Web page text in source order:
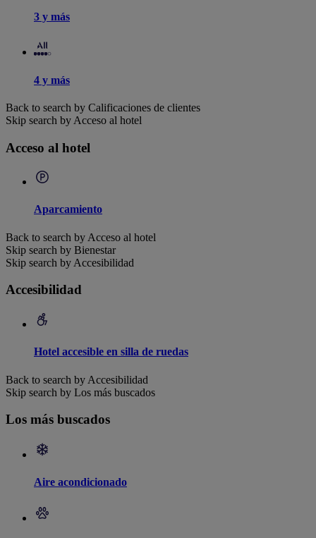
3 y más
4 y más
Back to search by Calificaciones de clientes
Skip search by Acceso al hotel
Acceso al hotel
Aparcamiento
Back to search by Acceso al hotel
Skip search by Bienestar
Skip search by Accesibilidad
Accesibilidad
Hotel accesible en silla de ruedas
Back to search by Accesibilidad
Skip search by Los más buscados
Los más buscados
Aire acondicionado